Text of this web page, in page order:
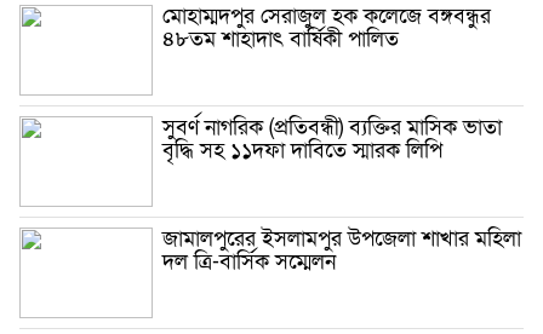
মোহাম্মদপুর সেরাজুল হক ক‌লে‌জে বঙ্গবন্ধুর
৪৮তম শাহাদাৎ বা‌র্ষিকী পা‌লিত
সুবর্ণ নাগরিক (প্রতিবন্ধী) ব্যক্তির মাসিক ভাতা
বৃদ্ধি সহ ১১দফা দাবিতে স্মারক লিপি
জামালপুরের ইসলামপুর উপজেলা শাখার মহিলা
দল ত্রি-বার্সিক সম্মেলন